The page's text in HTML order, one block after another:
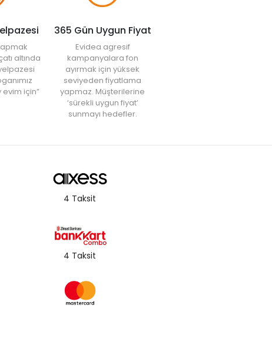
altında
evim için”
365 Gün Uygun Fiyat
Evidea agresif
kampanyalara fon
ayırmak için yüksek
seviyeden fiyatlama
yapmaz. Müşterilerine
‘sürekli uygun fiyat’
sunmayı hedefler.
4 Taksit
4 Taksit